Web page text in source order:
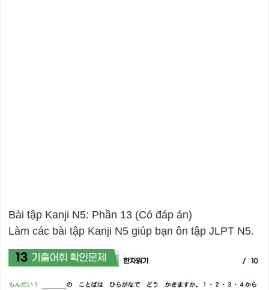
Bài tập Kanji N5: Phần 13 (Có đáp án)
Làm các bài tập Kanji N5 giúp bạn ôn tập JLPT N5.